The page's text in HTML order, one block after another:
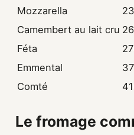
Mozzarella
Camembert au lait cru
Féta
Emmental
Comté
Le fromage